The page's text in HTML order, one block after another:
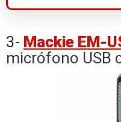
3- Mackie EM-
micrófono USB